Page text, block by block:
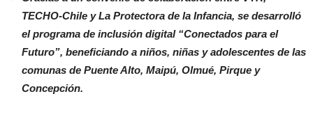
TECHO-Chile y La Protectora de la Infancia, se desarrolló
el programa de inclusión digital “Conectados para el
Futuro”, beneficiando a niños, niñas y adolescentes de las
comunas de Puente Alto, Maipú, Olmué, Pirque y
Concepción.